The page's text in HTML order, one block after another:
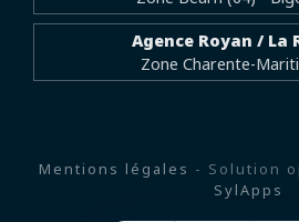
Agence Royan / La
Zone Charente-
Mentions légales - Solution
SylApps